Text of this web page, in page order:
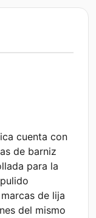
cuenta con
de barniz
para la
de lija
del mismo